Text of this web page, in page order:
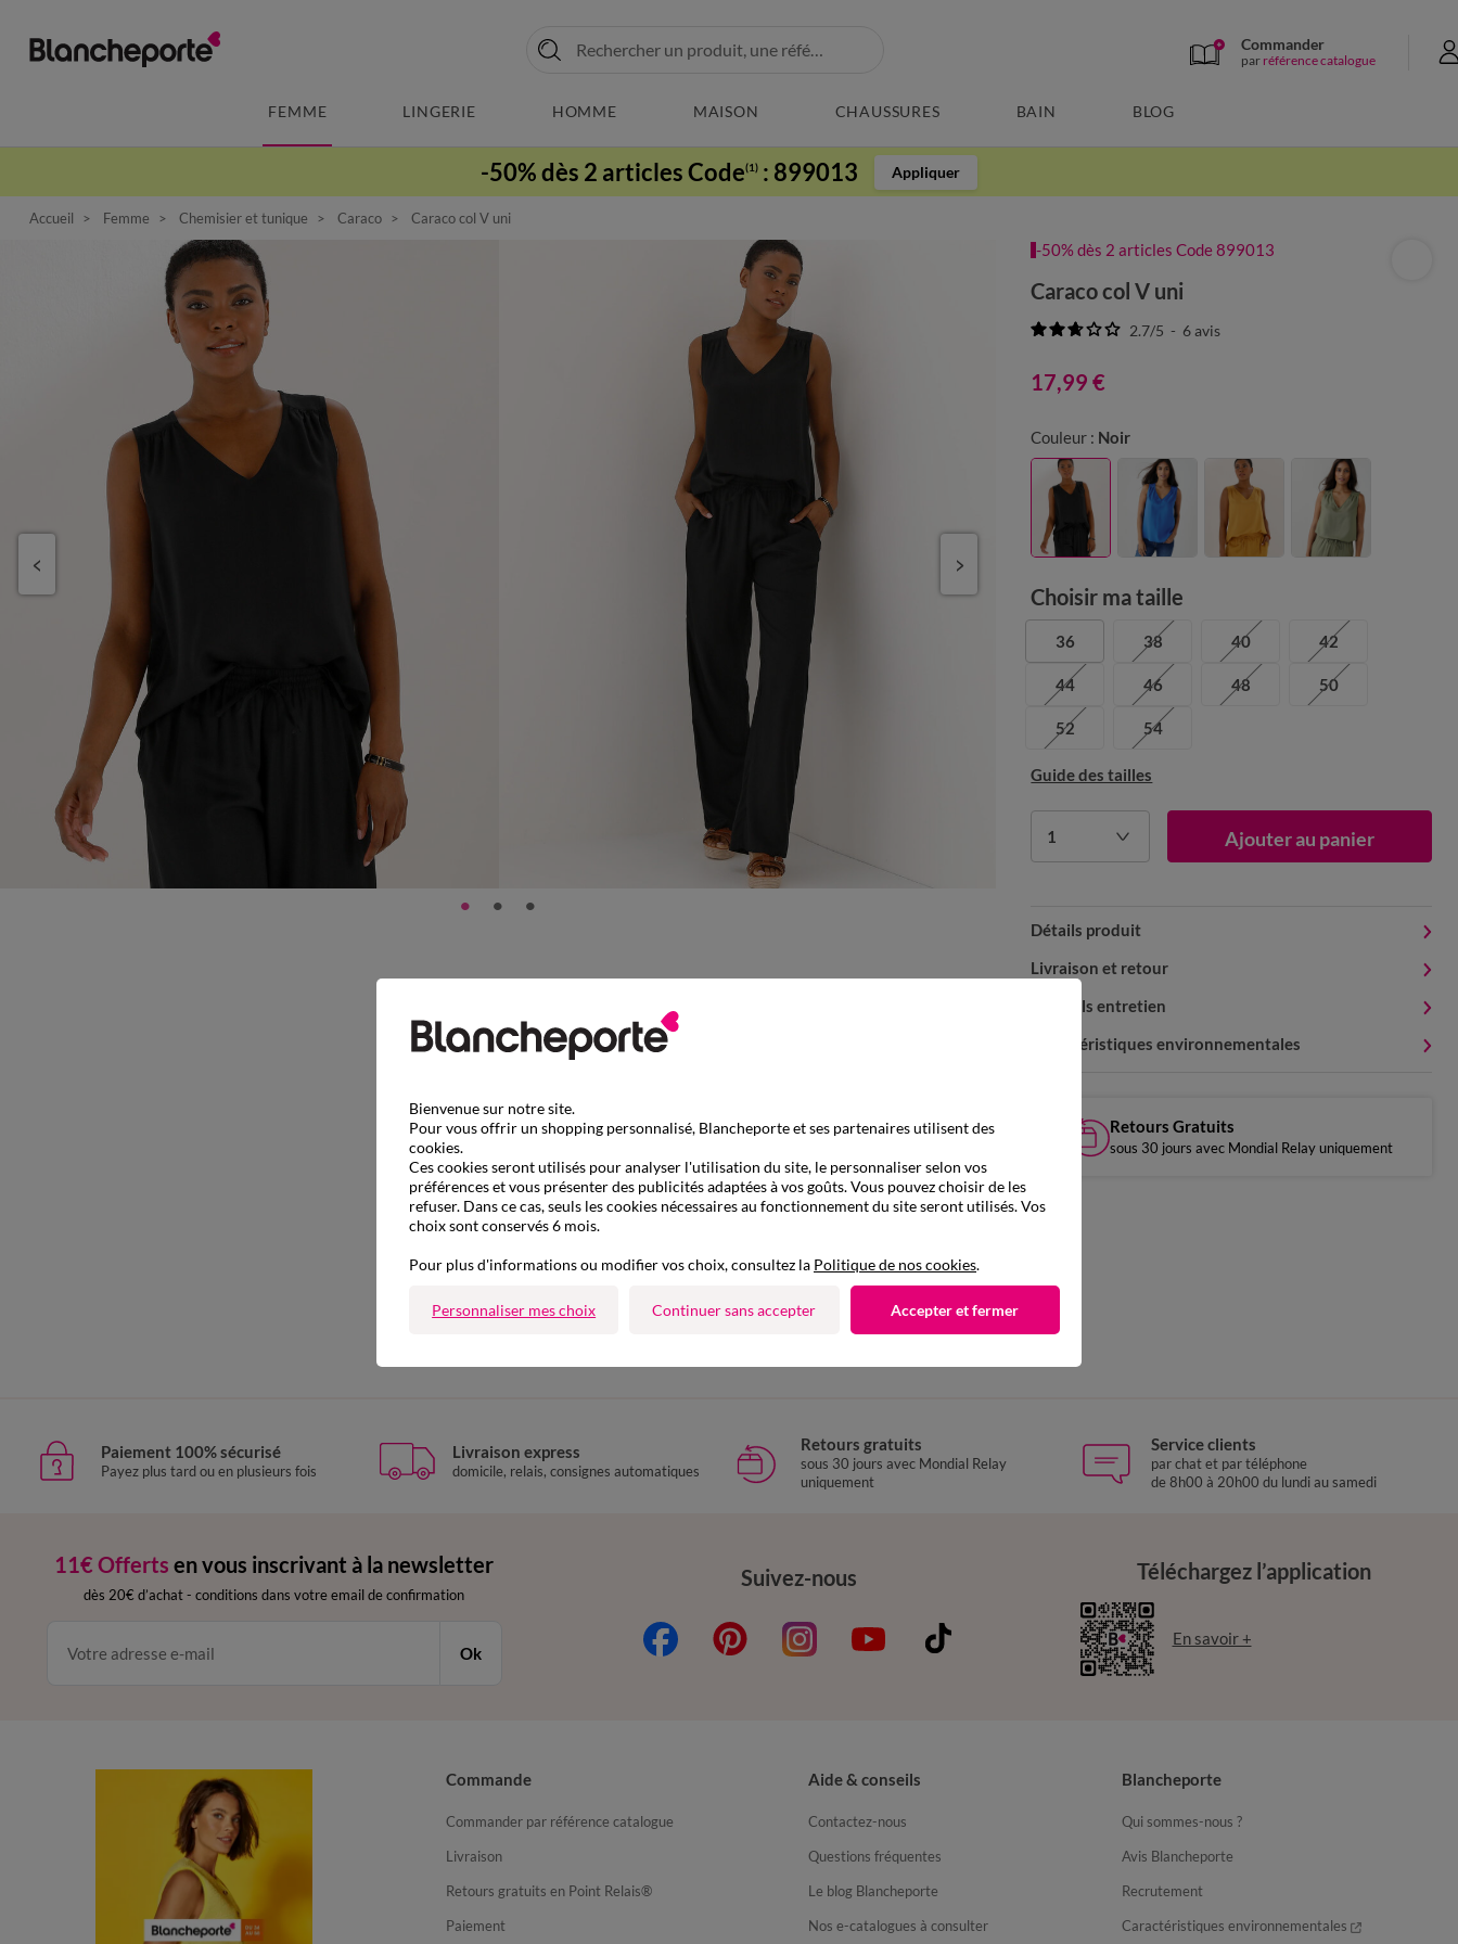
Commander
par référence catalogue
FEMME LINGERIE HOMME MAISON CHAUSSURES BAIN BLOG
-50% dès 2 articles Code(1) : 899013 Appliquer
Accueil Femme Chemisier et tunique Caraco Caraco col V uni
-50% dès 2 articles Code 899013
Caraco col V uni
2.7/5 - 6avis
17,99 €
Couleur : Noir
Choisir ma taille
36 38 40 42
44 46 48 50
52 54
Guide des tailles
1 Ajouter au panier
Détails produit
Livraison et retour
Conseils entretien
Caractéristiques environnementales
Retours Gratuits
sous 30 jours avec Mondial Relay uniquement
Paiement 100% sécurisé
Payez plus tard ou en plusieurs fois
Livraison express
domicile, relais, consignes automatiques
Retours gratuits
sous 30 jours avec Mondial Relay
uniquement
Service clients
par chat et par téléphone
de 8h00 à 20h00 du lundi au samedi
11€ Offerts en vous inscrivant à la newsletter
dès 20€ d’achat - conditions dans votre email de confirmation
Ok
Suivez-nous Téléchargez l’application
En savoir +
Commande
Commander par référence catalogue
Livraison
Retours gratuits en Point Relais®
Paiement
Aide & conseils
Contactez-nous
Questions fréquentes
Le blog Blancheporte
Nos e-catalogues à consulter
Blancheporte
Qui sommes-nous ?
Avis Blancheporte
Recrutement
Caractéristiques environnementales
Bienvenue sur notre site.
Pour vous offrir un shopping personnalisé, Blancheporte et ses partenaires utilisent des
cookies.
Ces cookies seront utilisés pour analyser l'utilisation du site, le personnaliser selon vos
préférences et vous présenter des publicités adaptées à vos goûts. Vous pouvez choisir de les
refuser. Dans ce cas, seuls les cookies nécessaires au fonctionnement du site seront utilisés. Vos
choix sont conservés 6 mois.
Pour plus d'informations ou modifier vos choix, consultez la Politique de nos cookies.
Personnaliser mes choix Continuer sans accepter Accepter et fermer